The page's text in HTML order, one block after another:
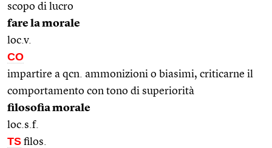
scopo di lucro
fare la morale
loc.v.
CO
impartire a qcn. ammonizioni o biasimi, criticarne il
comportamento con tono di superiorità
filosofia morale
loc.s.f.
TS filos.